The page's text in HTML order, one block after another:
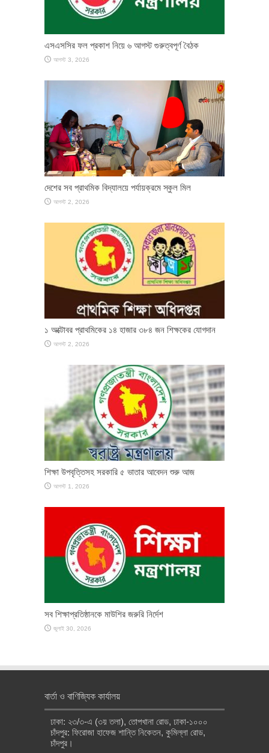
এসএসসির ফল প্রকাশ নিয়ে ৬ আগস্ট গুরুত্বপূর্ণ বৈঠক
আগস্ট 3, 2026
দেশের সব প্রাথমিক বিদ্যালয়ে পর্যায়ক্রমে স্কুল মিল
আগস্ট 2, 2026
১ অক্টোবর প্রাথমিকের ১৪ হাজার ৩৮৪ জন শিক্ষকের যোগদান
আগস্ট 2, 2026
শিক্ষা উপবৃত্তিসহ সরকারি ৫ ভাতার আবেদন শুরু আজ
আগস্ট 1, 2026
সব শিক্ষাপ্রতিষ্ঠানকে মাউশির জরুরি নির্দেশ
জুলাই 30, 2026
বার্তা ও বাণিজ্যিক কার্যালয়
ঢাকা: ২৩/৩-এ (৩য় তলা), তোপখানা রোড, ঢাকা-১০০০
চাঁদপুর: ফিরোজা হাফেজ শান্তি নিকেতন, কুমিল্লা রোড,
চাঁদপুর।